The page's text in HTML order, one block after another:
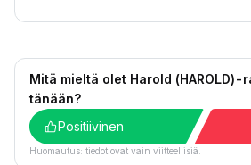
Mitä mieltä olet Harold (HAROLD)-
tänään?
Positiivinen
Huomautus: tiedot ovat vain viitteellisiä.